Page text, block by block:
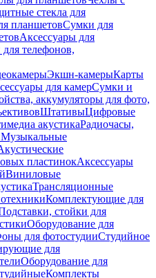
стекла для
планшетовСумки для
Аксессуары для
телефонов,
Экшн-камерыКарты
для камерСумки и
аккумуляторы для фото,
ШтативыЦифровые
акустикаРадиочасы,
Музыкальные
пластинокАксессуары
Виниловые
Трансляционные
Комплектующие для
стойки для
Оборудование для
для фотостудииСтудийное
для
Оборудование для
Комплекты